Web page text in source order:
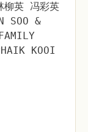
英 冯彩英
SOO &
KOOI